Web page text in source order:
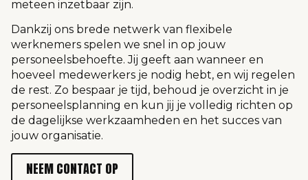
meteen inzetbaar zijn.
Dankzij ons brede netwerk van flexibele
werknemers spelen we snel in op jouw
personeelsbehoefte. Jij geeft aan wanneer en
hoeveel medewerkers je nodig hebt, en wij regelen
de rest. Zo bespaar je tijd, behoud je overzicht in je
personeelsplanning en kun jij je volledig richten op
de dagelijkse werkzaamheden en het succes van
jouw organisatie.
NEEM CONTACT OP